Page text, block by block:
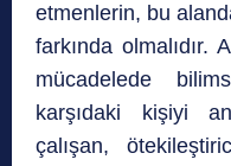
etmenlerin, bu
farkında olmalıdır.
mücadelede
karşıdaki kişiyi
çalışan,